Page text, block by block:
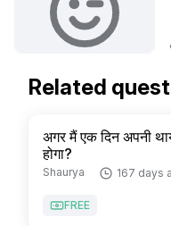
Related
अगर मैं एक दिन अपनी
होगा?
Shaurya 167 days
FREE